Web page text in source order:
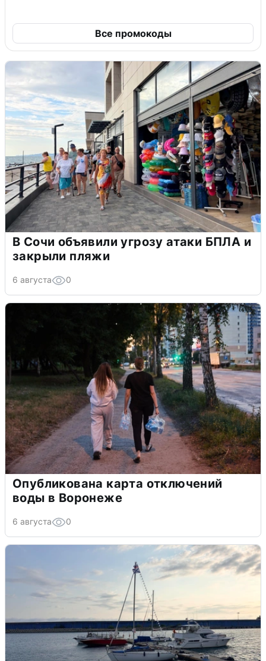
Все промокоды
В Сочи объявили угрозу атаки БПЛА и
закрыли пляжи
6 августа 0
Опубликована карта отключений
воды в Воронеже
6 августа 0